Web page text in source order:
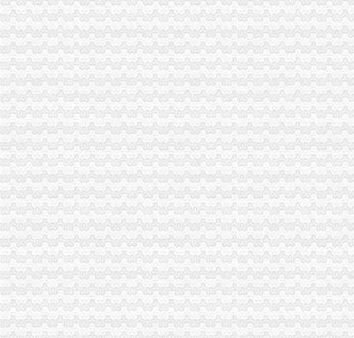
经开区局一元注册公司抓食品安全监管长效机制做好夏季食品安全检查工作
大足局顺利完大代表建议、重庆免费注册公司政协提案办理工作
市免费注册公司局公平交易处荣获全国工商行政管理机关理商业贿赂工作先进
市重庆0元注册公司局李晞朦副局长率队检查奥运火炬递沿线户外广告监管工作
经开园局一元注册公司流程加广告管理迎奥运火炬递
渝中局加大冒伪劣商品整力度 努力维护公平公正市重庆免费注册公司场环境
我市重庆0元注册公司培育发展农村经纪人亮点纷呈
高新园局重庆一元注册公司积开展奥运火炬递沿线广告整
浙江省工商局免费注册公司援助50万元支持涪陵局李渡工商所办公楼建设
我市一元注册公司企业信用体系建设成员单位已增至36个
合川区个村级“合同帮农指导站”免费注册公司正式挂牌运行
永川局多管齐下推进“四化”一元注册公司流程建设
綦江局0元注册公司突出五项重点认真做好维稳工作
荣昌县9类69种产品未使用电子监管码将退出主要流通渠道
单衍华副局长分别到合川、0元注册公司流程北碚、忠县、丰都和南川局督查调
谭世贤副巡视员分别到涪陵、一元注册公司流程武隆、黔江、石柱、万州、长
大足局重庆一元注册公司六举措扎实开展保护奥林匹克标志专有权专项整行动
渝中区外资企业注册登记年检工作进展有序
市1元注册公司局机关积开展2008年节能宣周活动
经开区局0元注册公司三项措施抓好守重企业推荐考评工作